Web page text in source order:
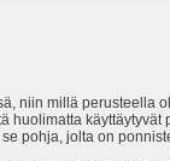
millä perusteella
huolimatta
pohja, jolta on